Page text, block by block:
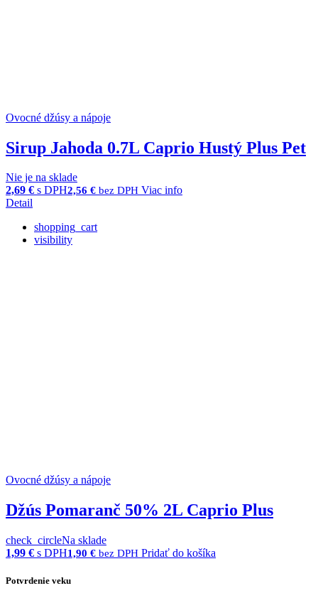
Ovocné džúsy a nápoje
Sirup Jahoda 0.7L Caprio Hustý Plus Pet
Nie je na sklade
2,69 € s DPH2,56 € bez DPH Viac info
Detail
shopping_cart
visibility
Ovocné džúsy a nápoje
Džús Pomaranč 50% 2L Caprio Plus
check_circleNa sklade
1,99 € s DPH1,90 € bez DPH Pridať do košíka
Potvrdenie veku